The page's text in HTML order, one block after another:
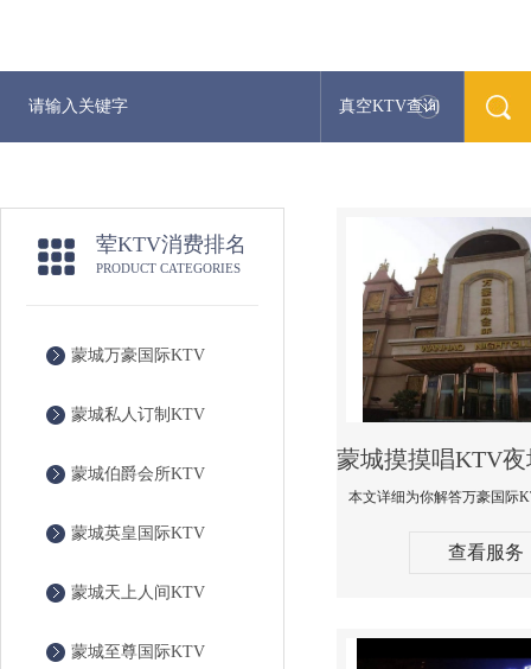
真空KTV查询
荤KTV消费排名
PRODUCT CATEGORIES
蒙城万豪国际KTV
蒙城私人订制KTV
蒙城伯爵会所KTV
蒙城英皇国际KTV
蒙城天上人间KTV
蒙城至尊国际KTV
查看服务